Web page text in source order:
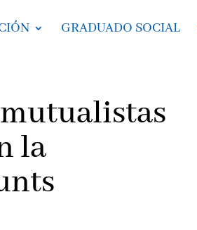
GRADUADO SOCIAL
la